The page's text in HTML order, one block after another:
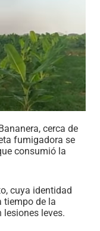
cerca de
fumigadora se
consumió la
cuya identidad
tiempo de la
lesiones leves.